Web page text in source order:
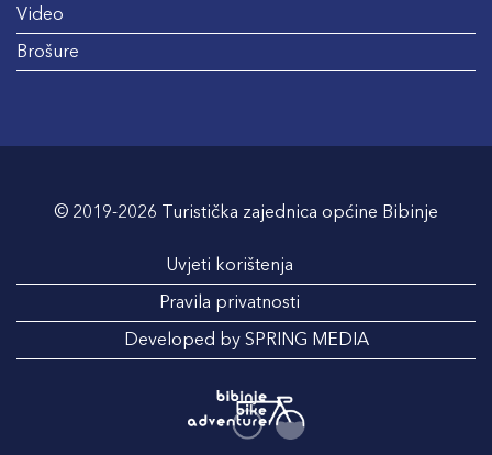
Video
Brošure
© 2019-2026 Turistička zajednica općine Bibinje
Uvjeti korištenja
Pravila privatnosti
Developed by SPRING MEDIA